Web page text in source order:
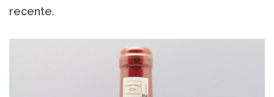
recente.